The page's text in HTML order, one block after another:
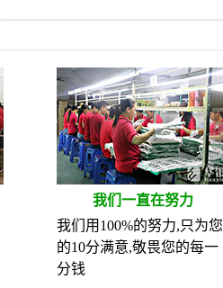
我们一直在努力
我们用100%的努力,只为您
的10分满意,敬畏您的每一
分钱